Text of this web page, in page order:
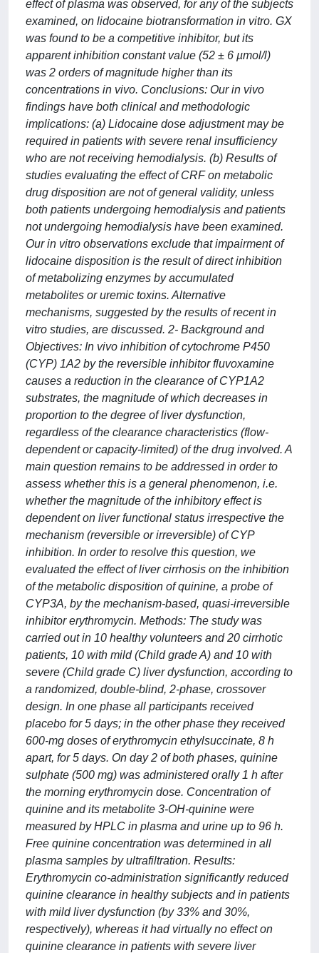
effect of plasma was observed, for any of the subjects
examined, on lidocaine biotransformation in vitro. GX
was found to be a competitive inhibitor, but its
apparent inhibition constant value (52 ± 6 µmol/l)
was 2 orders of magnitude higher than its
concentrations in vivo. Conclusions: Our in vivo
findings have both clinical and methodologic
implications: (a) Lidocaine dose adjustment may be
required in patients with severe renal insufficiency
who are not receiving hemodialysis. (b) Results of
studies evaluating the effect of CRF on metabolic
drug disposition are not of general validity, unless
both patients undergoing hemodialysis and patients
not undergoing hemodialysis have been examined.
Our in vitro observations exclude that impairment of
lidocaine disposition is the result of direct inhibition
of metabolizing enzymes by accumulated
metabolites or uremic toxins. Alternative
mechanisms, suggested by the results of recent in
vitro studies, are discussed. 2- Background and
Objectives: In vivo inhibition of cytochrome P450
(CYP) 1A2 by the reversible inhibitor fluvoxamine
causes a reduction in the clearance of CYP1A2
substrates, the magnitude of which decreases in
proportion to the degree of liver dysfunction,
regardless of the clearance characteristics (flow-
dependent or capacity-limited) of the drug involved. A
main question remains to be addressed in order to
assess whether this is a general phenomenon, i.e.
whether the magnitude of the inhibitory effect is
dependent on liver functional status irrespective the
mechanism (reversible or irreversible) of CYP
inhibition. In order to resolve this question, we
evaluated the effect of liver cirrhosis on the inhibition
of the metabolic disposition of quinine, a probe of
CYP3A, by the mechanism-based, quasi-irreversible
inhibitor erythromycin. Methods: The study was
carried out in 10 healthy volunteers and 20 cirrhotic
patients, 10 with mild (Child grade A) and 10 with
severe (Child grade C) liver dysfunction, according to
a randomized, double-blind, 2-phase, crossover
design. In one phase all participants received
placebo for 5 days; in the other phase they received
600-mg doses of erythromycin ethylsuccinate, 8 h
apart, for 5 days. On day 2 of both phases, quinine
sulphate (500 mg) was administered orally 1 h after
the morning erythromycin dose. Concentration of
quinine and its metabolite 3-OH-quinine were
measured by HPLC in plasma and urine up to 96 h.
Free quinine concentration was determined in all
plasma samples by ultrafiltration. Results:
Erythromycin co-administration significantly reduced
quinine clearance in healthy subjects and in patients
with mild liver dysfunction (by 33% and 30%,
respectively), whereas it had virtually no effect on
quinine clearance in patients with severe liver